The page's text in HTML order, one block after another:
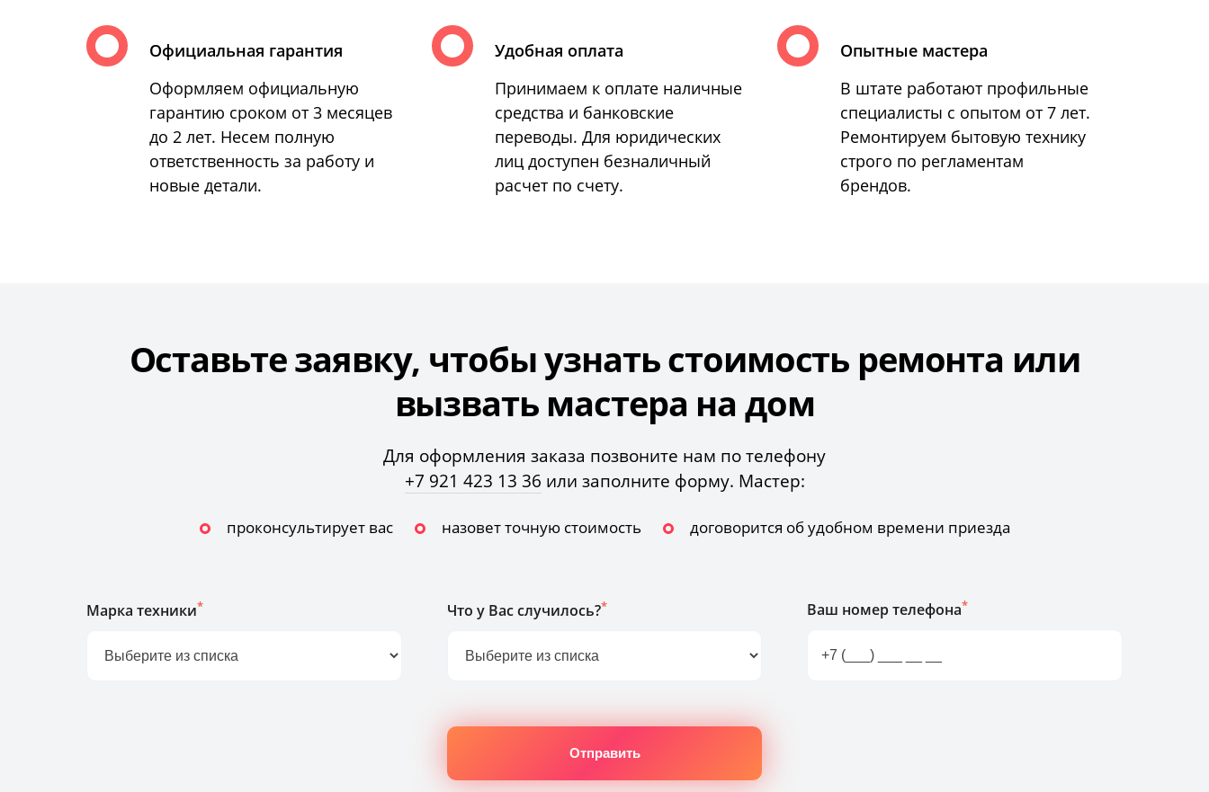
Официальная гарантия
Оформляем официальную
гарантию сроком от 3 месяцев
до 2 лет. Несем полную
ответственность за работу и
новые детали.
Удобная оплата
Принимаем к оплате наличные
средства и банковские
переводы. Для юридических
лиц доступен безналичный
расчет по счету.
Опытные мастера
В штате работают профильные
специалисты с опытом от 7 лет.
Ремонтируем бытовую технику
строго по регламентам
брендов.
Оставьте заявку, чтобы узнать стоимость ремонта или
вызвать мастера на дом
Для оформления заказа позвоните нам по телефону
+7 921 423 13 36 или заполните форму. Мастер:
проконсультирует вас назовет точную стоимость договорится об удобном времени приезда
Марка техники* Что у Вас случилось?* Ваш номер телефона*